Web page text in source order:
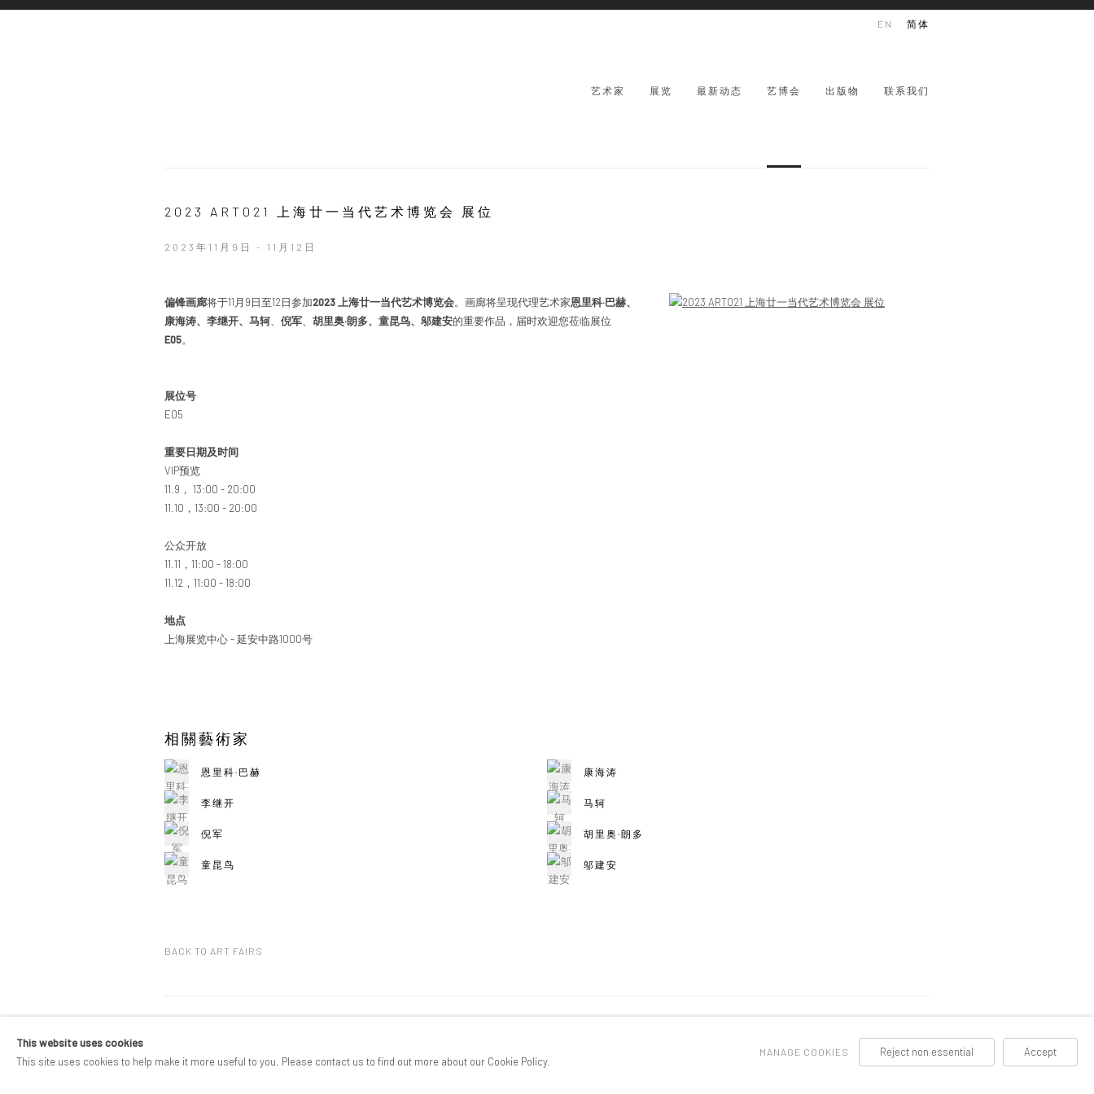
艺术家 展览 最新动态 艺博会 出版物 联系我们
EN 简体
2023 ART021 上海廿一当代艺术博览会 展位
2023年11月9日 - 11月12日
Open a larger version of the following image in a popup:
偏锋画廊将于11月9日至12日参加2023 上海廿一当代艺术博览会。画廊将呈现代理艺术家恩里科·巴赫、
康海涛、李继开、马轲 倪军 胡里奥·朗多、童昆鸟、 邬建安的重要作品，届时欢迎您莅临展位
E05。
展位号
E05
重要日期及时间
VIP预览
11.9， 13:00 - 20:00
11.10，13:00 - 20:00
公众开放
11.11，11:00 - 18:00
11.12，11:00 - 18:00
地点
上海展览中心 - 延安中路1000号
相關藝術家
恩里科·巴赫 康海涛
李继开 马轲
倪军 胡里奥·朗多
童昆鸟 邬建安
BACK TO ART FAIRS
This website uses cookies
This site uses cookies to help make it more useful to you. Please contact us to find out more about our Cookie Policy.
MANAGE COOKIES Reject non essential Accept